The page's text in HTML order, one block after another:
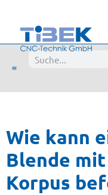
Wie kann
Blende
Korpus